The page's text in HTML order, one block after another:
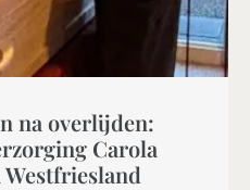
na overlijden:
Carola